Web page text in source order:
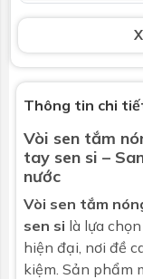
Tay sen
Chức năng
Massage
Tăng áp
Chất liệu
Bảo hành
Dây sen
Thông tin chi
Vòi sen tắm
tay sen si –
nước
Vòi sen tắm
sen si là lựa
hiện đại, nơi đề
kiệm. Sản phẩm